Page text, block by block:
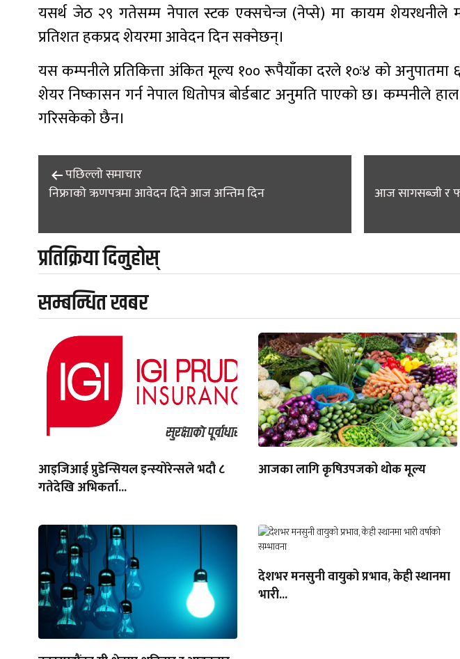
यसर्थ जेठ २९ गतेसम्म नेपाल स्टक एक्सचेन्ज (नेप्से) मा कायम शेयरधनीले
प्रतिशत हकप्रद शेयरमा आवेदन दिन सक्नेछन्।
यस कम्पनीले प्रतिकित्ता अंकित मूल्य १०० रूपैयाँका दरले १०ः४ को अनुपातमा
शेयर निष्कासन गर्न नेपाल धितोपत्र बोर्डबाट अनुमति पाएको छ। कम्पनीले
गरिसकेको छैन।
Postपछिल्लाे समाचार
निफ्राको ऋणपत्रमा आवेदन दिने आज अन्तिम दिन
आज सागसब्जी र
प्रतिक्रिया दिनुहोस्
सम्बन्धित खबर
आइजिआई प्रुडेन्सियल इन्स्योरेन्सले भदौ ८
गतेदेखि अभिकर्ता...
आजका लागि कृषिउपजको थोक मूल्य
देशभर मनसुनी वायुको प्रभाव, केही स्थानमा
भारी...